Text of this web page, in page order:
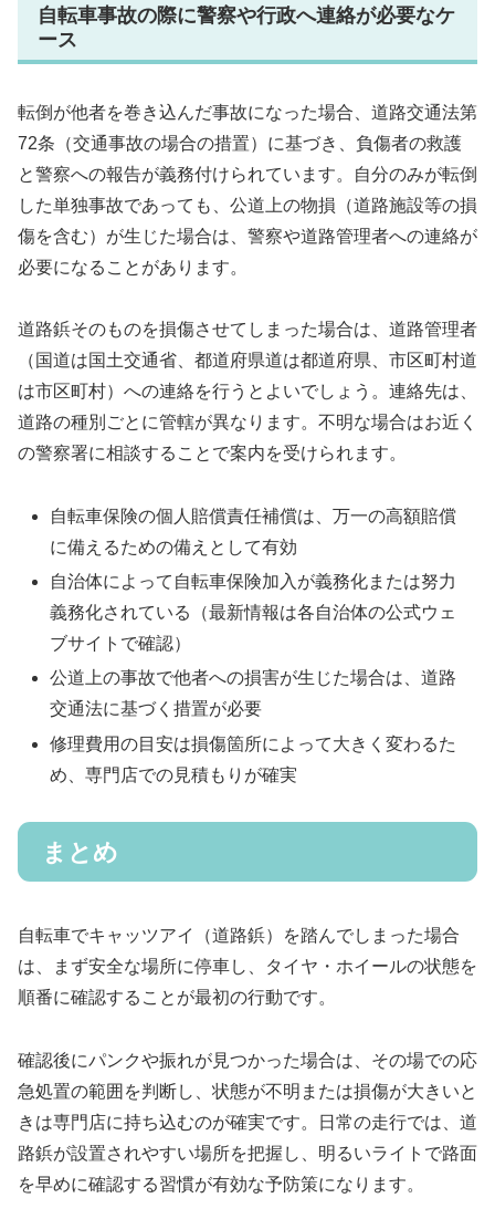
自転車事故の際に警察や行政へ連絡が必要なケ
ース
転倒が他者を巻き込んだ事故になった場合、道路交通法第
72条（交通事故の場合の措置）に基づき、負傷者の救護
と警察への報告が義務付けられています。自分のみが転倒
した単独事故であっても、公道上の物損（道路施設等の損
傷を含む）が生じた場合は、警察や道路管理者への連絡が
必要になることがあります。
道路鋲そのものを損傷させてしまった場合は、道路管理者
（国道は国土交通省、都道府県道は都道府県、市区町村道
は市区町村）への連絡を行うとよいでしょう。連絡先は、
道路の種別ごとに管轄が異なります。不明な場合はお近く
の警察署に相談することで案内を受けられます。
自転車保険の個人賠償責任補償は、万一の高額賠償
に備えるための備えとして有効
自治体によって自転車保険加入が義務化または努力
義務化されている（最新情報は各自治体の公式ウェ
ブサイトで確認）
公道上の事故で他者への損害が生じた場合は、道路
交通法に基づく措置が必要
修理費用の目安は損傷箇所によって大きく変わるた
め、専門店での見積もりが確実
まとめ
自転車でキャッツアイ（道路鋲）を踏んでしまった場合
は、まず安全な場所に停車し、タイヤ・ホイールの状態を
順番に確認することが最初の行動です。
確認後にパンクや振れが見つかった場合は、その場での応
急処置の範囲を判断し、状態が不明または損傷が大きいと
きは専門店に持ち込むのが確実です。日常の走行では、道
路鋲が設置されやすい場所を把握し、明るいライトで路面
を早めに確認する習慣が有効な予防策になります。